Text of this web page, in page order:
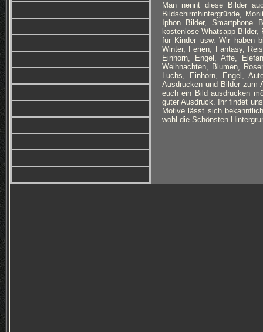
Man nennt diese Bilder
Bildschirmhintergründe,
Iphon Bilder, Smartphone
kostenlose Whatsapp
für Kinder usw. Wir haben
Winter, Ferien, Fantasy,
Einhorn, Engel, Affe,
Weihnachten, Blumen,
Luchs, Einhorn, Engel,
Ausdrucken und Bilder zum
euch ein Bild ausdrucken
guter Ausdruck. Ihr findet
Motive lässt sich
wohl die Schönsten